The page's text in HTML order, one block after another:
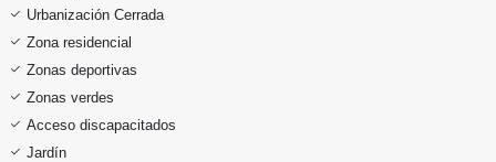
Urbanización Cerrada
Zona residencial
Zonas deportivas
Zonas verdes
Acceso discapacitados
Jardín